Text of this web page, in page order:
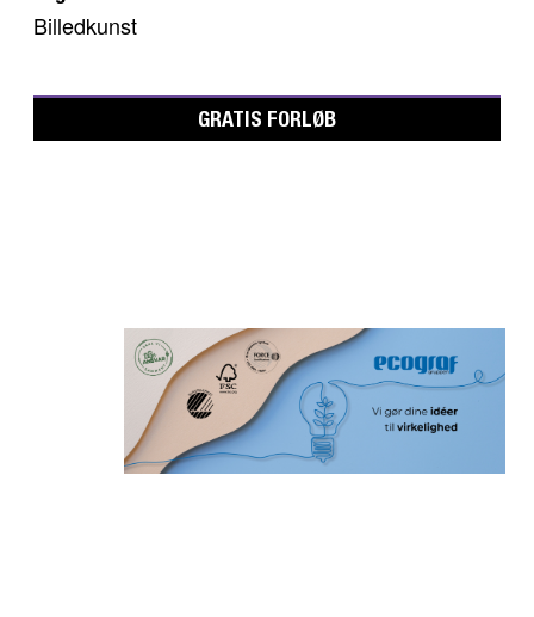
Billedkunst
GRATIS FORLØB